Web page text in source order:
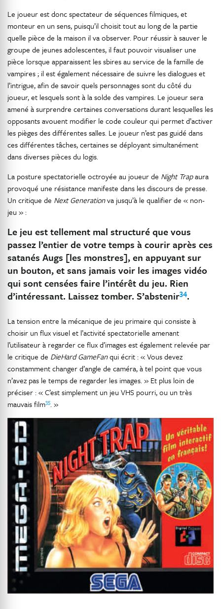
Le joueur est donc spectateur de séquences filmiques, et
monteur en un sens, puisqu’il choisit tout au long de la partie
quelle pièce de la maison il va observer. Pour réussir à sauver le
groupe de jeunes adolescentes, il faut pouvoir visualiser une
pièce lorsque apparaissent les sbires au service de la famille de
vampires ; il est également nécessaire de suivre les dialogues et
l’intrigue, afin de savoir quels personnages sont du côté du
joueur, et lesquels sont à la solde des vampires. Le joueur sera
amené à surprendre certaines conversations durant lesquelles les
opposants avouent modifier le code couleur qui permet d’activer
les pièges des différentes salles. Le joueur n’est pas guidé dans
ces différentes tâches, certaines se déployant simultanément
dans diverses pièces du logis.
La posture spectatorielle octroyée au joueur de Night Trapaura
provoqué une résistance manifeste dans les discours de presse.
Un critique de Next Generationva jusqu’à le qualifier de « non-
jeu » :
Le jeu est tellement mal structuré que vous
passez l’entier de votre temps à courir après ces
satanés Augs [les monstres], en appuyant sur
un bouton, et sans jamais voir les images vidéo
qui sont censées faire l’intérêt du jeu. Rien
d’intéressant. Laissez tomber. S’abstenir34.
La tension entre la mécanique de jeu primaire qui consiste à
choisir un flux visuel et l’activité spectatorielle amenant
l’utilisateur à regarder ce flux d’images est également relevée par
le critique de DieHard GameFanqui écrit : « Vous devez
constamment changer d’angle de caméra, à tel point que vous
n’avez pas le temps de regarder les images. » Et plus loin de
préciser : « C’est simplement un jeu VHS pourri, ou un très
mauvais film35. »